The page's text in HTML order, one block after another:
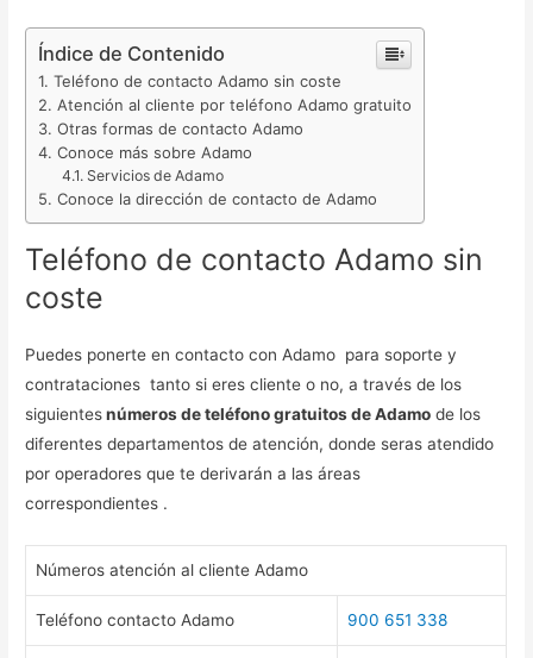
Índice de Contenido
Teléfono de contacto Adamo sin coste
Atención al cliente por teléfono Adamo gratuito
Otras formas de contacto Adamo
Conoce más sobre Adamo
Servicios de Adamo
Conoce la dirección de contacto de Adamo
Teléfono de contacto Adamo sin
coste
Puedes ponerte en contacto con Adamo para soporte y
contrataciones tanto si eres cliente o no, a través de los
siguientesnúmeros de teléfono gratuitos de Adamo de los
diferentes departamentos de atención, donde seras atendido
por operadores que te derivarán a las áreas
correspondientes .
Números atención al cliente Adamo
Teléfono contacto Adamo 900 651 338